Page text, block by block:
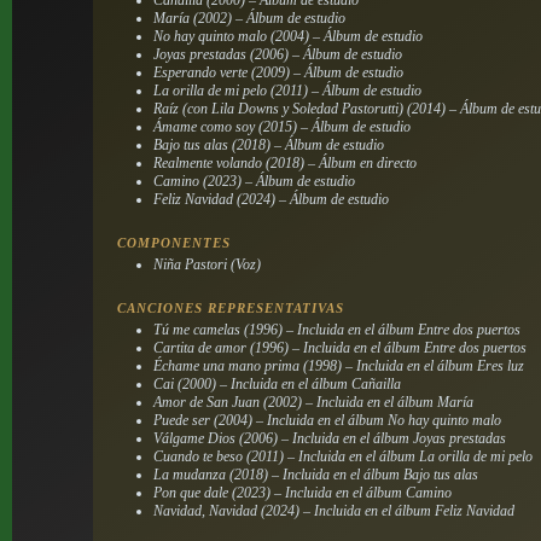
María (2002) – Álbum de estudio
No hay quinto malo (2004) – Álbum de estudio
Joyas prestadas (2006) – Álbum de estudio
Esperando verte (2009) – Álbum de estudio
La orilla de mi pelo (2011) – Álbum de estudio
Raíz (con Lila Downs y Soledad Pastorutti) (2014) – Álbum de
Ámame como soy (2015) – Álbum de estudio
Bajo tus alas (2018) – Álbum de estudio
Realmente volando (2018) – Álbum en directo
Camino (2023) – Álbum de estudio
Feliz Navidad (2024) – Álbum de estudio
COMPONENTES
Niña Pastori (Voz)
CANCIONES REPRESENTATIVAS
Tú me camelas (1996) – Incluida en el álbum Entre dos puertos
Cartita de amor (1996) – Incluida en el álbum Entre dos puertos
Échame una mano prima (1998) – Incluida en el álbum Eres luz
Cai (2000) – Incluida en el álbum Cañailla
Amor de San Juan (2002) – Incluida en el álbum María
Puede ser (2004) – Incluida en el álbum No hay quinto malo
Válgame Dios (2006) – Incluida en el álbum Joyas prestadas
Cuando te beso (2011) – Incluida en el álbum La orilla de mi pelo
La mudanza (2018) – Incluida en el álbum Bajo tus alas
Pon que dale (2023) – Incluida en el álbum Camino
Navidad, Navidad (2024) – Incluida en el álbum Feliz Navidad